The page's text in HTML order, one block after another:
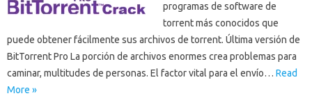
programas de software de
torrent más conocidos que
puede obtener fácilmente sus archivos de torrent. Última versión de
BitTorrent Pro La porción de archivos enormes crea problemas para
caminar, multitudes de personas. El factor vital para el envío… Read
More »